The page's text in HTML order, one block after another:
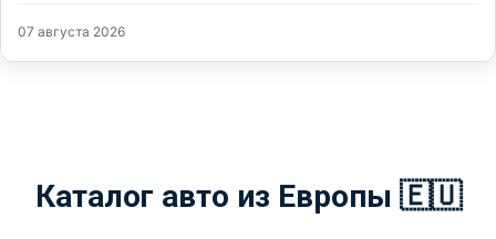
07 августа 2026
Каталог авто из Европы 🇪🇺